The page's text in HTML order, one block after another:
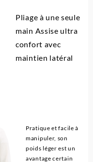
Pliage à une seule
main Assise ultra
confort avec
maintien latéral
Pratique et facile à
manipuler, son
poids léger est un
avantage certain